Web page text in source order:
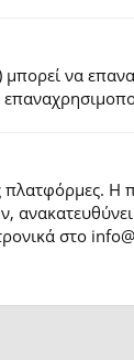
μπορεί να
πλατφόρμες. H
στο